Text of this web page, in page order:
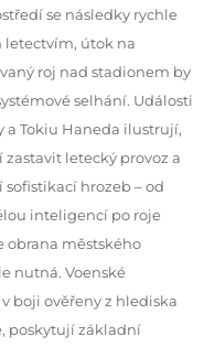
se následky rychle
letectvím, útok na
roj nad stadionem by
selhání. Události
a Tokiu Haneda ilustrují,
letecký provoz a
sofistikací hrozeb – od
inteligencí po roje
obrana městského
nutná. Voenské
boji ověřeny z hlediska
poskytují základní